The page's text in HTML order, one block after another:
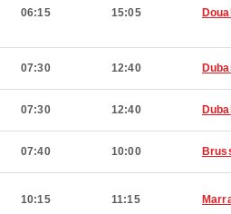
06:15 15:05
07:30 12:40
07:30 12:40
07:40 10:00
10:15 11:15